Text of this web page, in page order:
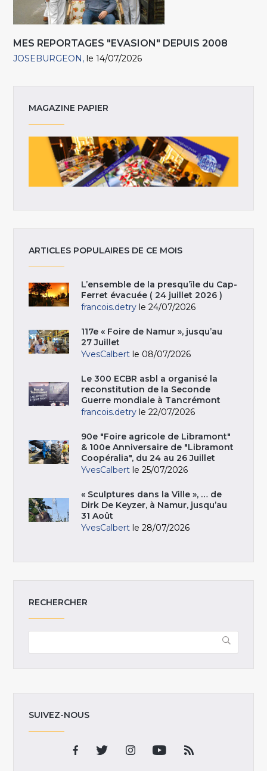
MES REPORTAGES "EVASION" DEPUIS 2008
JOSEBURGEON le 14/07/2026
MAGAZINE PAPIER
ARTICLES POPULAIRES DE CE MOIS
L’ensemble de la presqu’île du Cap-
Ferret évacuée ( 24 juillet 2026 )
francois.detry le 24/07/2026
117e « Foire de Namur », jusqu’au
27 Juillet
YvesCalbert le 08/07/2026
Le 300 ECBR asbl a organisé la
reconstitution de la Seconde
Guerre mondiale à Tancrémont
francois.detry le 22/07/2026
90e "Foire agricole de Libramont"
& 100e Anniversaire de "Libramont
Coopéralia", du 24 au 26 Juillet
YvesCalbert le 25/07/2026
« Sculptures dans la Ville », … de
Dirk De Keyzer, à Namur, jusqu’au
31 Août
YvesCalbert le 28/07/2026
RECHERCHER
SUIVEZ-NOUS